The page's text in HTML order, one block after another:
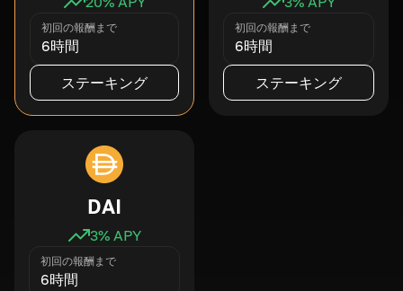
初回の報酬まで
6時間
ステーキング
初回の報酬まで
6時間
ステーキング
DAI
3% APY
初回の報酬まで
6時間